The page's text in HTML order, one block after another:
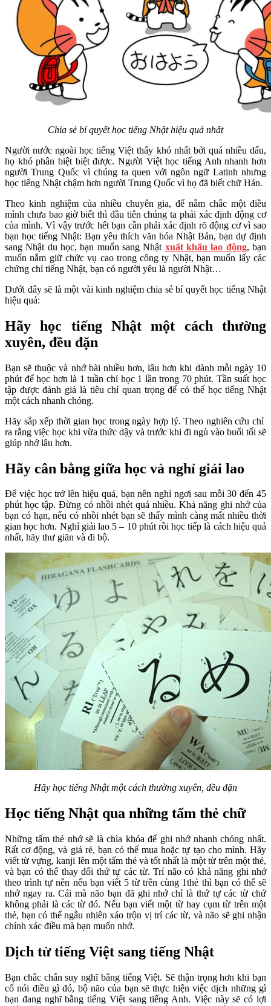
Chia sẻ bí quyết học tiếng Nhật hiệu quả nhất
Người nước ngoài học tiếng Việt thấy khó nhất bởi quá nhiều dấu,
họ khó phân biệt biệt được. Người Việt học tiếng Anh nhanh hơn
người Trung Quốc vì chúng ta quen với ngôn ngữ Latinh nhưng
học tiếng Nhật chậm hơn người Trung Quốc vì họ đã biết chữ Hán.
Theo kinh nghiệm của nhiều chuyên gia, để nắm chắc một điều
mình chưa bao giờ biết thì đầu tiên chúng ta phải xác định động cơ
của mình. Vì vậy trước hết bạn cần phải xác định rõ động cơ vì sao
bạn học tiếng Nhật: Bạn yêu thích văn hóa Nhật Bản, bạn dự định
sang Nhật du học, bạn muốn sang Nhật xuất khẩu lao động, bạn
muốn nắm giữ chức vụ cao trong công ty Nhật, bạn muốn lấy các
chứng chỉ tiếng Nhật, bạn có người yêu là người Nhật…
Dưới đây sẽ là một vài kinh nghiệm chia sẻ bí quyết học tiếng Nhật
hiệu quả:
Hãy học tiếng Nhật một cách thường
xuyên, đều đặn
Bạn sẽ thuộc và nhớ bài nhiều hơn, lâu hơn khi dành mỗi ngày 10
phút để học hơn là 1 tuần chỉ học 1 lần trong 70 phút. Tần suất học
tập được đánh giá là tiêu chí quan trọng để có thể học tiếng Nhật
một cách nhanh chóng.
Hãy sắp xếp thời gian học trong ngày hợp lý. Theo nghiên cứu chỉ
ra rằng việc học khi vừa thức dậy và trước khi đi ngủ vào buổi tối sẽ
giúp nhớ lâu hơn.
Hãy cân bằng giữa học và nghỉ giải lao
Để việc học trở lên hiệu quả, bạn nên nghỉ ngơi sau mỗi 30 đến 45
phút học tập. Đừng có nhồi nhét quá nhiều. Khả năng ghi nhớ của
bạn có hạn, nếu có nhồi nhét bạn sẽ thấy mình càng mất nhiều thời
gian học hơn. Nghỉ giải lao 5 – 10 phút rồi học tiếp là cách hiệu quả
nhất, hãy thư giãn và đi bộ.
Hãy học tiếng Nhật một cách thường xuyên, đều đặn
Học tiếng Nhật qua những tấm thẻ chữ
Những tấm thẻ nhớ sẽ là chìa khóa để ghi nhớ nhanh chóng nhất.
Rất cơ động, và giá rẻ, bạn có thể mua hoặc tự tạo cho mình. Hãy
viết từ vựng, kanji lên một tấm thẻ và tốt nhất là một từ trên một thẻ,
và bạn có thể thay đổi thứ tự các từ. Trí não có khả năng ghi nhớ
theo trình tự nên nếu bạn viết 5 từ trên cùng 1thẻ thì bạn có thể sẽ
nhớ ngay ra. Cái mà não bạn đã ghi nhớ chỉ là thứ tự các từ chứ
không phải là các từ đó. Nếu bạn viết một từ hay cụm từ trên một
thẻ, bạn có thể ngẫu nhiên xáo trộn vị trí các từ, và não sẽ ghi nhận
chính xác điều mà bạn muốn nhớ.
Dịch từ tiếng Việt sang tiếng Nhật
Bạn chắc chắn suy nghĩ bằng tiếng Việt. Sẽ thận trọng hơn khi bạn
cố nói điều gì đó, bộ não của bạn sẽ thực hiện việc dịch những gì
bạn đang nghĩ bằng tiếng Việt sang tiếng Anh. Việc này sẽ có lợi